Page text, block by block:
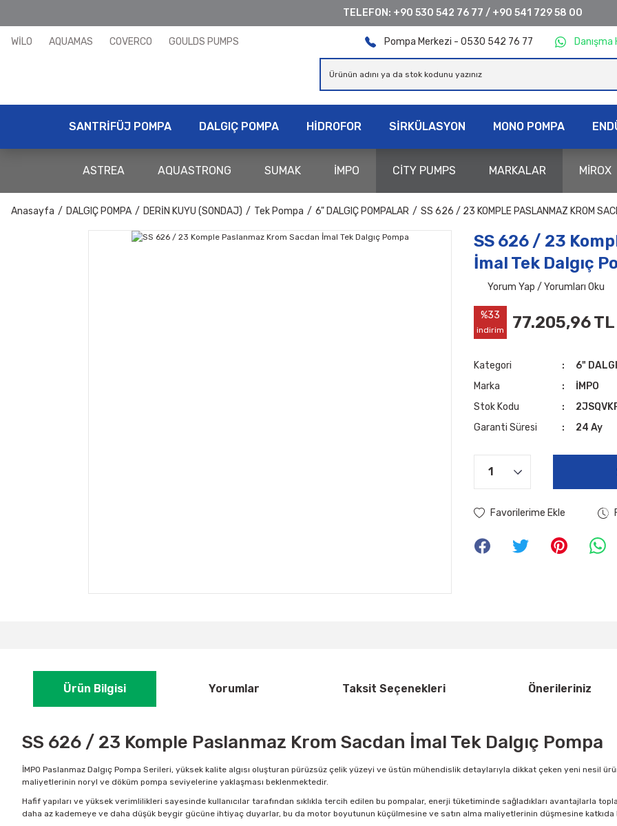
TELEFON: +90 530 542 76 77 / +90 541 729 58 00
WİLO AQUAMAS COVERCO GOULDS PUMPS Pompa Merkezi - 0530 542 76 77 Danışma
SANTRİFÜJ POMPA DALGIÇ POMPA HİDROFOR SİRKÜLASYON MONO POMPA
ASTREA AQUASTRONG SUMAK İMPO CİTY PUMPS MARKALAR MİROX
Anasayfa DALGIÇ POMPA DERİN KUYU (SONDAJ) Tek Pompa 6" DALGIÇ POMPALAR SS 626 / 23 KOMPLE PASLANMAZ KROM
SS 626 / 23
İmal Tek Dalgıç
Yorum Yap / Yorumları Oku
%33
indirim 77.205,96 TL
Kategori
6"
Marka
İMPO
Stok Kodu
Garanti Süresi
24 Ay
Ürün Bilgisi Yorumlar Taksit Seçenekleri Önerileriniz
SS 626 / 23 Komple Paslanmaz Krom Sacdan İmal Tek Dalgıç Pompa
İMPO Paslanmaz Dalgıç Pompa Serileri, yüksek kalite algısı oluşturan pürüzsüz çelik yüzeyi ve üstün mühendislik detaylarıyla dikkat çeken yeni nesil
maliyetlerinin noryl ve döküm pompa seviyelerine yaklaşması beklenmektedir.
Hafif yapıları ve yüksek verimlilikleri sayesinde kullanıcılar tarafından sıklıkla tercih edilen bu pompalar, enerji tüketiminde sağladıkları avantajlarla
daha az kademeye ve daha düşük beygir gücüne ihtiyaç duyarlar, bu da motor boyutunun küçülmesine ve satın alma maliyetlerinin düşmesine katkıda